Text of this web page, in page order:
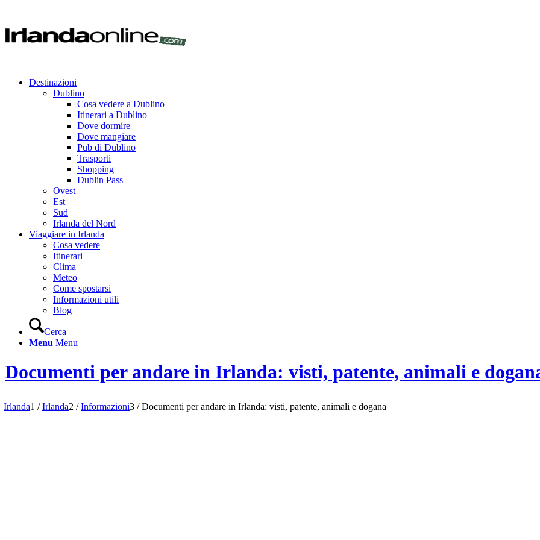
Destinazioni
Dublino
Cosa vedere a Dublino
Itinerari a Dublino
Dove dormire
Dove mangiare
Pub di Dublino
Trasporti
Shopping
Dublin Pass
Ovest
Est
Sud
Irlanda del Nord
Viaggiare in Irlanda
Cosa vedere
Itinerari
Clima
Meteo
Come spostarsi
Informazioni utili
Blog
Cerca
Menu Menu
Documenti per andare in Irlanda: visti, patente, animali e
Irlanda1 / Irlanda2 / Informazioni3 / Documenti per andare in Irlanda: visti, patente, animali e dogana